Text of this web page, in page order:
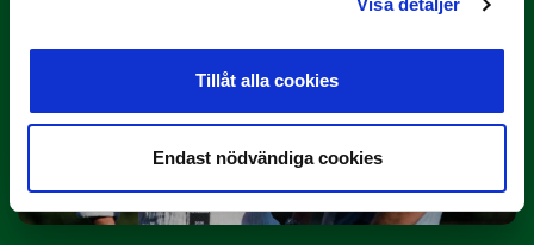
Visa detaljer
Tillåt alla cookies
Endast nödvändiga cookies
Lagerlöf tar över i Sandvikens IF